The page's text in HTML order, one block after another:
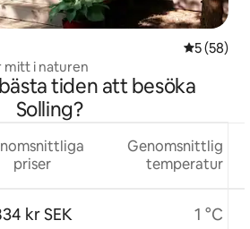
5 av 5 i
5 (58)
i naturen
tiden att besöka
Solling?
priser
kr SEK
Genomsnittlig
temperatur
1 °C